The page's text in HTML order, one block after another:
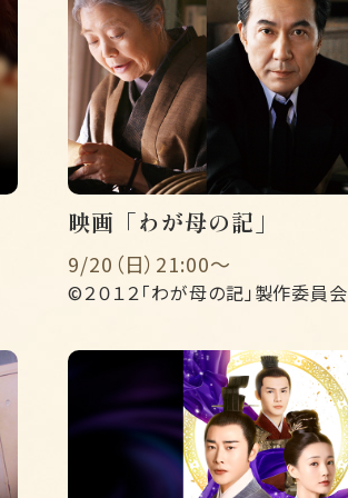
映画「わが母の記」
9/20（日）21:00〜
©２０１２「わが母の記」製作委員会